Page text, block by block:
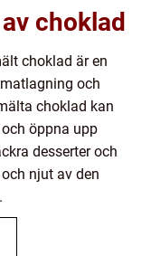
choklad
choklad är en
och
choklad kan
öppna upp
desserter och
njut av den